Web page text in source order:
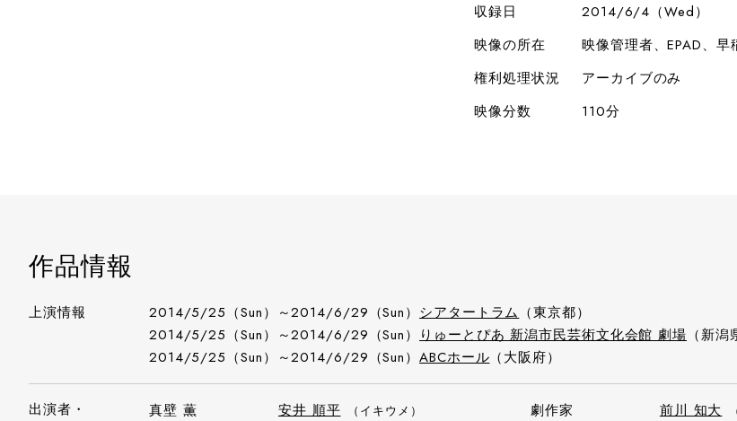
収録日
2014/6/4（Wed）
映像の所在
映像管理者、EPAD、
権利処理状況
アーカイブのみ
映像分数
110分
作品情報
上演情報 2014/5/25（Sun）～2014/6/29（Sun） シアタートラム （東京都）
2014/5/25（Sun）～2014/6/29（Sun） りゅーとぴあ 新潟市民芸術文化会館 劇場 （新潟
2014/5/25（Sun）～2014/6/29（Sun）ABCホール （大阪府）
出演者・
真壁 薫 安井 順平 （イキウメ） 劇作家 前川 知大